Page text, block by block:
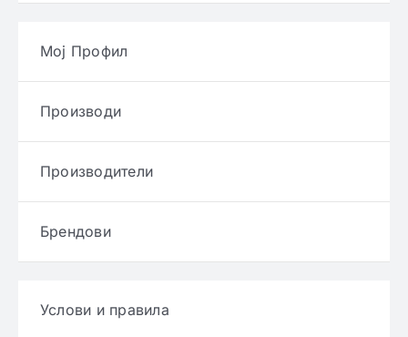
Мој Профил
Производи
Производители
Брендови
Услови и правила